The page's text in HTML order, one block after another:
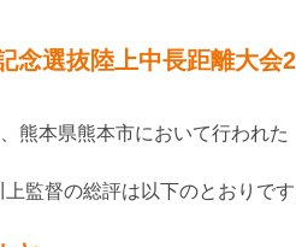
念選抜陸上中長距離大会
熊本県熊本市において行われ
監督の総評は以下のとおりです